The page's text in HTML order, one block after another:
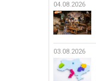
04.08.2026
03.08.2026